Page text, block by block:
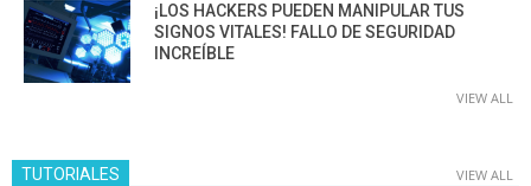
¡LOS HACKERS PUEDEN MANIPULAR TUS
SIGNOS VITALES! FALLO DE SEGURIDAD
INCREÍBLE
VIEW ALL
TUTORIALES VIEW ALL